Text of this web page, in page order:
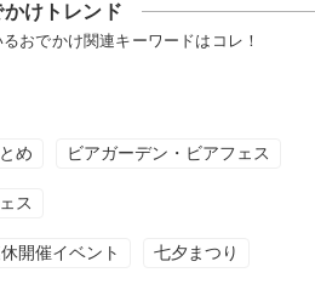
かけトレンド
おでかけ関連キーワードはコレ！
め ビアガーデン・ビアフェス
ス
開催イベント 七夕まつり